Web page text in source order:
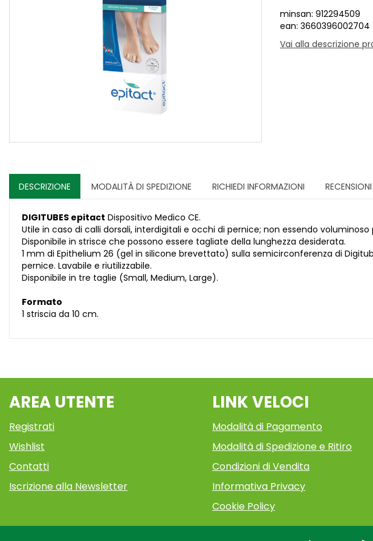
minsan: 912294509
ean: 3660396002704
Vai alla descrizione
DESCRIZIONE MODALITÀ DI SPEDIZIONE RICHIEDI INFORMAZIONI RECENSIONI
DIGITUBES epitact Dispositivo Medico CE.
Utile in caso di calli dorsali, interdigitali e occhi di pernice; non essendo
Disponibile in strisce che possono essere tagliate della lunghezza desiderata.
1 mm di Epithelium 26 (gel in silicone brevettato) sulla semicirconferenza di
pernice. Lavabile e riutilizzabile.
Disponibile in tre taglie (Small, Medium, Large).
Formato
1 striscia da 10 cm.
AREA UTENTE
Registrati
Wishlist
Contatti
Iscrizione alla Newsletter
LINK VELOCI
Modalità di Pagamento
Modalità di Spedizione e Ritiro
Condizioni di Vendita
Informativa Privacy
Cookie Policy